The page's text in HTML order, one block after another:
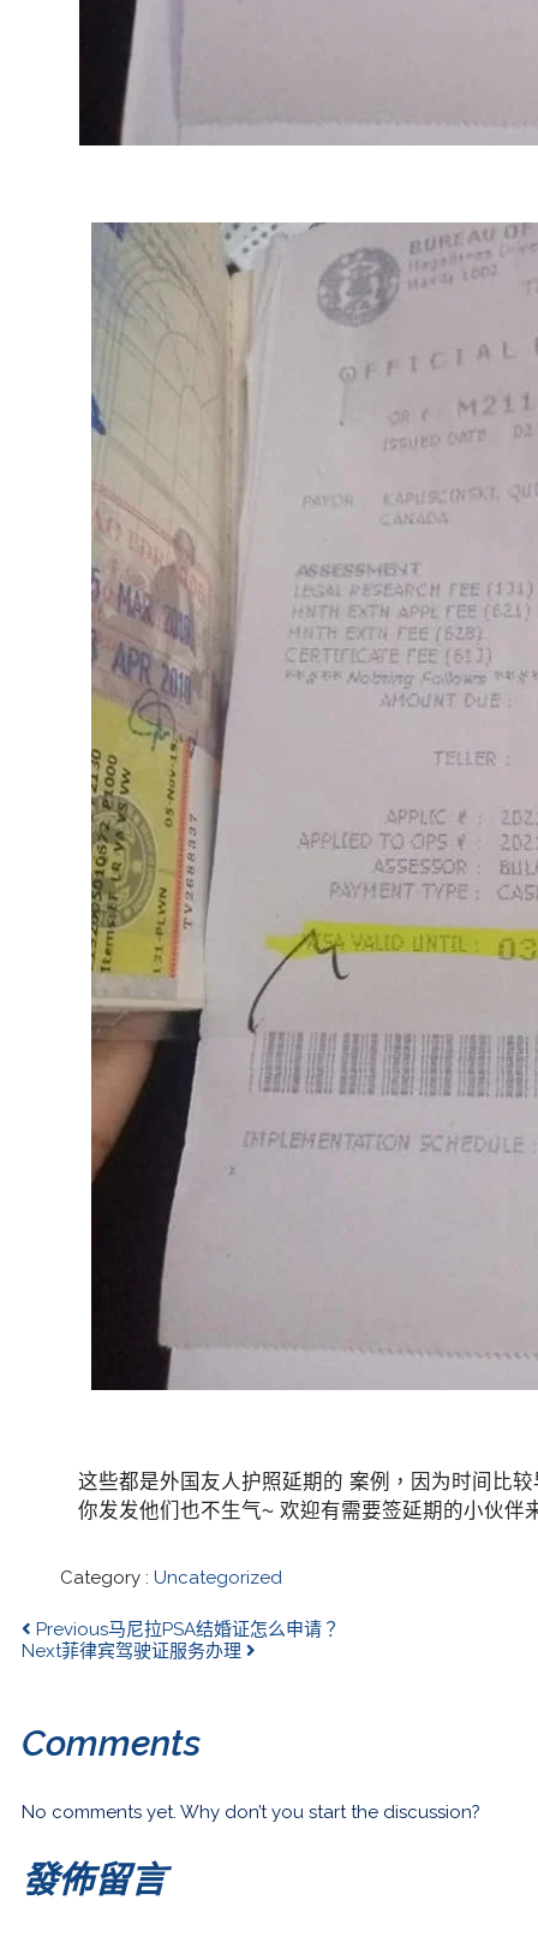
这些都是外国友人护照延期的 案例，因为时间比
你发发他们也不生气~ 欢迎有需要签延期的小伙伴
Category : Uncategorized
Previous马尼拉PSA结婚证怎么申请？
Next菲律宾驾驶证服务办理
Comments
No comments yet. Why don’t you start the discussion?
發佈留言